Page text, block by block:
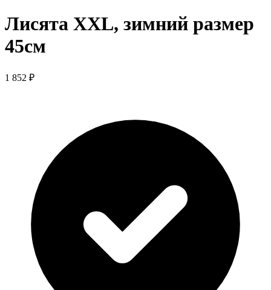
Лисята XXL, зимний размер
45см
1 852 ₽